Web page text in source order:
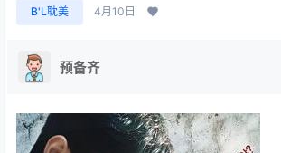
B'L耽美 4月10日
预备齐